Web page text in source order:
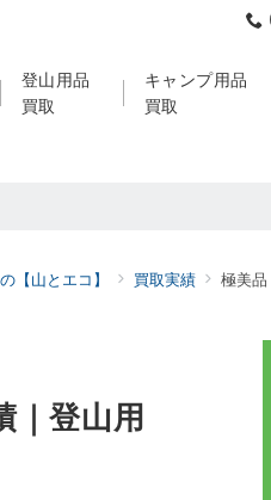
登山用品
買取
キャンプ用品
買取
います！
【山とエコ】 買取実績 極美品
｜登山用